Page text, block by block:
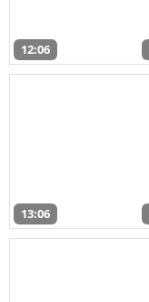
12:06
13:06